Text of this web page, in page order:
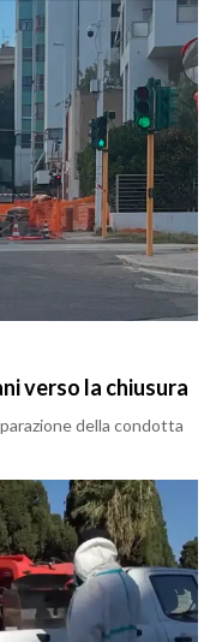
verso la chiusura
della condotta